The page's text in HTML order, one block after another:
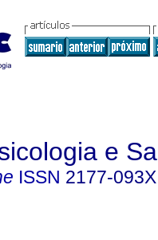
e
ISSN 2177-093X